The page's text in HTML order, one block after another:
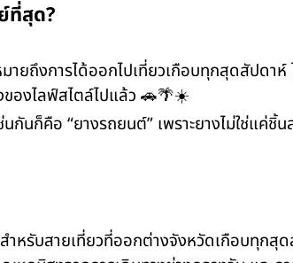
ที่สุด?
ถึงการได้ออกไปเที่ยวเกือบทุกสุดสัปดาห์
ของไลฟ์สไตล์ไปแล้ว 🚗🌴☀️
นก็คือ “ยางรถยนต์” เพราะยางไม่ใช่แค่
หรับสายเที่ยวที่ออกต่างจังหวัดเกือบทุกสุ